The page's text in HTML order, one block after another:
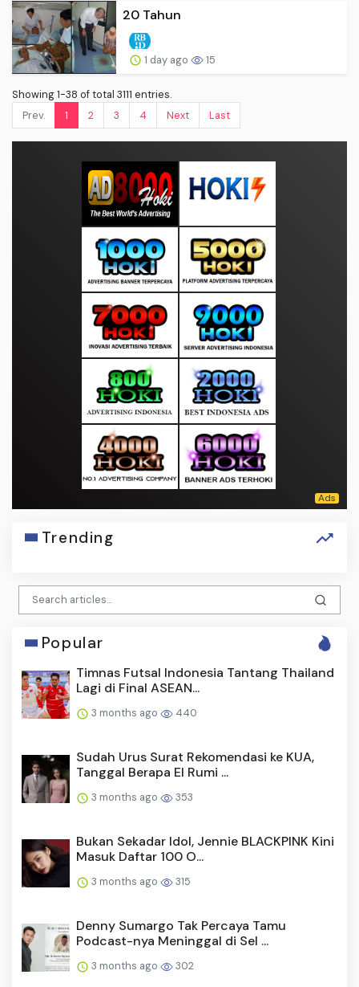
20 Tahun
1 day ago 15
Showing 1-38 of total 3111 entries.
Prev.
1 2 3 4 Next Last
Trending
Popular
Timnas Futsal Indonesia Tantang Thailand
Lagi di Final ASEAN...
3 months ago 440
Sudah Urus Surat Rekomendasi ke KUA,
Tanggal Berapa El Rumi ...
3 months ago 353
Bukan Sekadar Idol, Jennie BLACKPINK Kini
Masuk Daftar 100 O...
3 months ago 315
Denny Sumargo Tak Percaya Tamu
Podcast-nya Meninggal di Sel ...
3 months ago 302